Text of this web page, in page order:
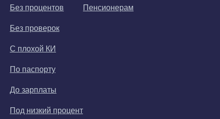
Без процентов
Без проверок
С плохой КИ
По паспорту
До зарплаты
Под низкий процент
Пенсионерам